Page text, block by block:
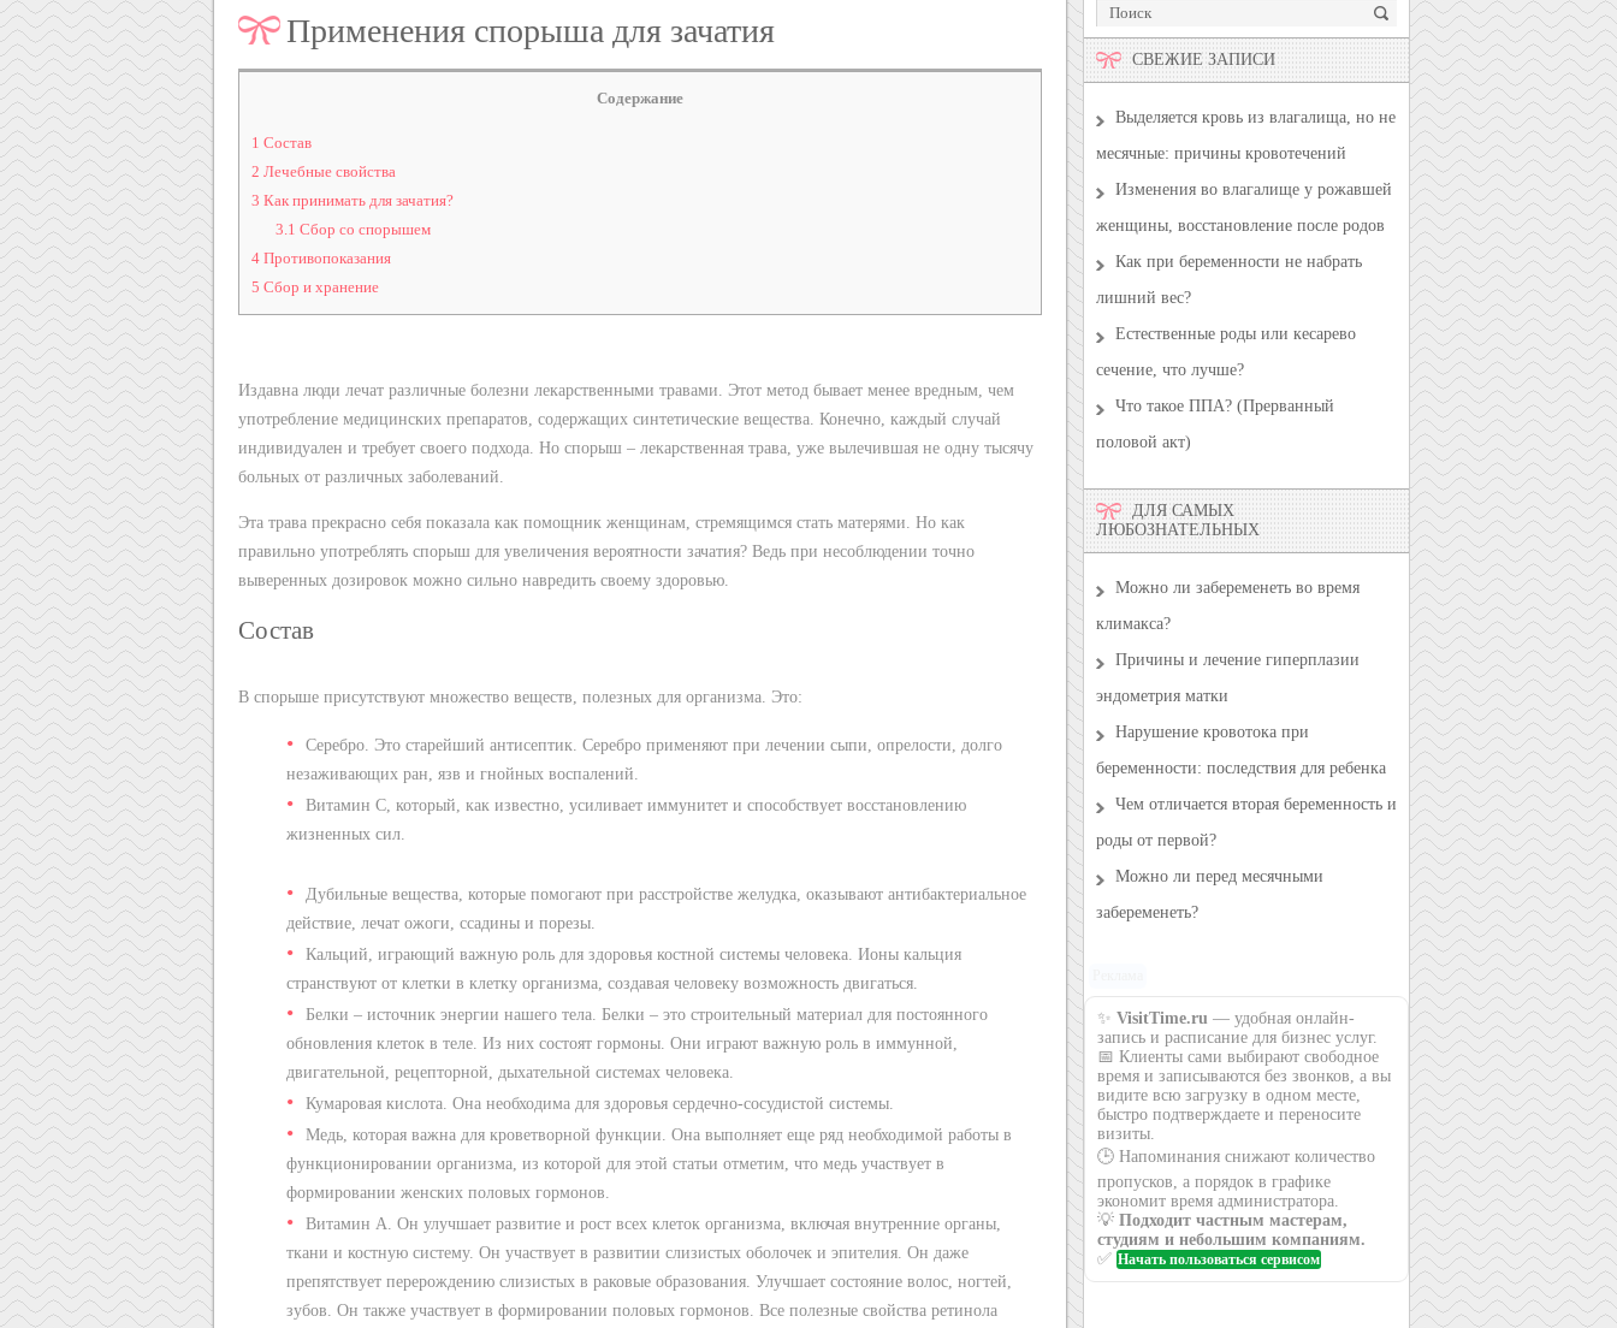
Применения спорыша для зачатия
Содержание
1 Состав
2 Лечебные свойства
3 Как принимать для зачатия?
3.1 Сбор со спорышем
4 Противопоказания
5 Сбор и хранение
Издавна люди лечат различные болезни лекарственными травами. Этот метод бывает менее вредным, чем
употребление медицинских препаратов, содержащих синтетические вещества. Конечно, каждый случай
индивидуален и требует своего подхода. Но спорыш – лекарственная трава, уже вылечившая не одну тысячу
больных от различных заболеваний.
Эта трава прекрасно себя показала как помощник женщинам, стремящимся стать матерями. Но как
правильно употреблять спорыш для увеличения вероятности зачатия? Ведь при несоблюдении точно
выверенных дозировок можно сильно навредить своему здоровью.
Состав
В спорыше присутствуют множество веществ, полезных для организма. Это:
Серебро. Это старейший антисептик. Серебро применяют при лечении сыпи, опрелости, долго
незаживающих ран, язв и гнойных воспалений.
Витамин С, который, как известно, усиливает иммунитет и способствует восстановлению
жизненных сил.
Дубильные вещества, которые помогают при расстройстве желудка, оказывают антибактериальное
действие, лечат ожоги, ссадины и порезы.
Кальций, играющий важную роль для здоровья костной системы человека. Ионы кальция
странствуют от клетки в клетку организма, создавая человеку возможность двигаться.
Белки – источник энергии нашего тела. Белки – это строительный материал для постоянного
обновления клеток в теле. Из них состоят гормоны. Они играют важную роль в иммунной,
двигательной, рецепторной, дыхательной системах человека.
Кумаровая кислота. Она необходима для здоровья сердечно-сосудистой системы.
Медь, которая важна для кроветворной функции. Она выполняет еще ряд необходимой работы в
функционировании организма, из которой для этой статьи отметим, что медь участвует в
формировании женских половых гормонов.
Витамин А. Он улучшает развитие и рост всех клеток организма, включая внутренние органы,
ткани и костную систему. Он участвует в развитии слизистых оболочек и эпителия. Он даже
препятствует перерождению слизистых в раковые образования. Улучшает состояние волос, ногтей,
зубов. Он также участвует в формировании половых гормонов. Все полезные свойства ретинола
СВЕЖИЕ ЗАПИСИ
Выделяется кровь из влагалища, но не
месячные: причины кровотечений
Изменения во влагалище у рожавшей
женщины, восстановление после родов
Как при беременности не набрать
лишний вес?
Естественные роды или кесарево
сечение, что лучше?
Что такое ППА? (Прерванный
половой акт)
ДЛЯ САМЫХ
ЛЮБОЗНАТЕЛЬНЫХ
Можно ли забеременеть во время
климакса?
Причины и лечение гиперплазии
эндометрия матки
Нарушение кровотока при
беременности: последствия для ребенка
Чем отличается вторая беременность и
роды от первой?
Можно ли перед месячными
забеременеть?
✨ VisitTime.ru — удобная онлайн-
запись и расписание для бизнес услуг.
📅 Клиенты сами выбирают свободное
время и записываются без звонков, а вы
видите всю загрузку в одном месте,
быстро подтверждаете и переносите
визиты.
🕒 Напоминания снижают количество
пропусков, а порядок в графике
экономит время администратора.
💡 Подходит частным мастерам,
студиям и небольшим компаниям.
✅ Начать пользоваться сервисом